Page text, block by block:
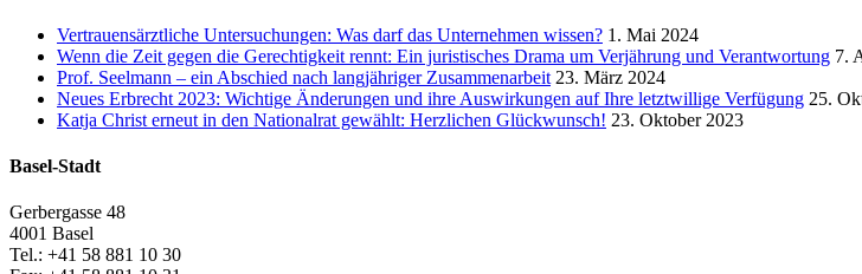
Vertrauensärztliche Untersuchungen: Was darf das Unternehmen wissen? 1. Mai 2024
Wenn die Zeit gegen die Gerechtigkeit rennt: Ein juristisches Drama um Verjährung und Verantwortung 7.
Prof. Seelmann – ein Abschied nach langjähriger Zusammenarbeit 23. März 2024
Neues Erbrecht 2023: Wichtige Änderungen und ihre Auswirkungen auf Ihre letztwillige Verfügung 25.
Katja Christ erneut in den Nationalrat gewählt: Herzlichen Glückwunsch! 23. Oktober 2023
Basel-Stadt
Gerbergasse 48
4001 Basel
Tel.: +41 58 881 10 30